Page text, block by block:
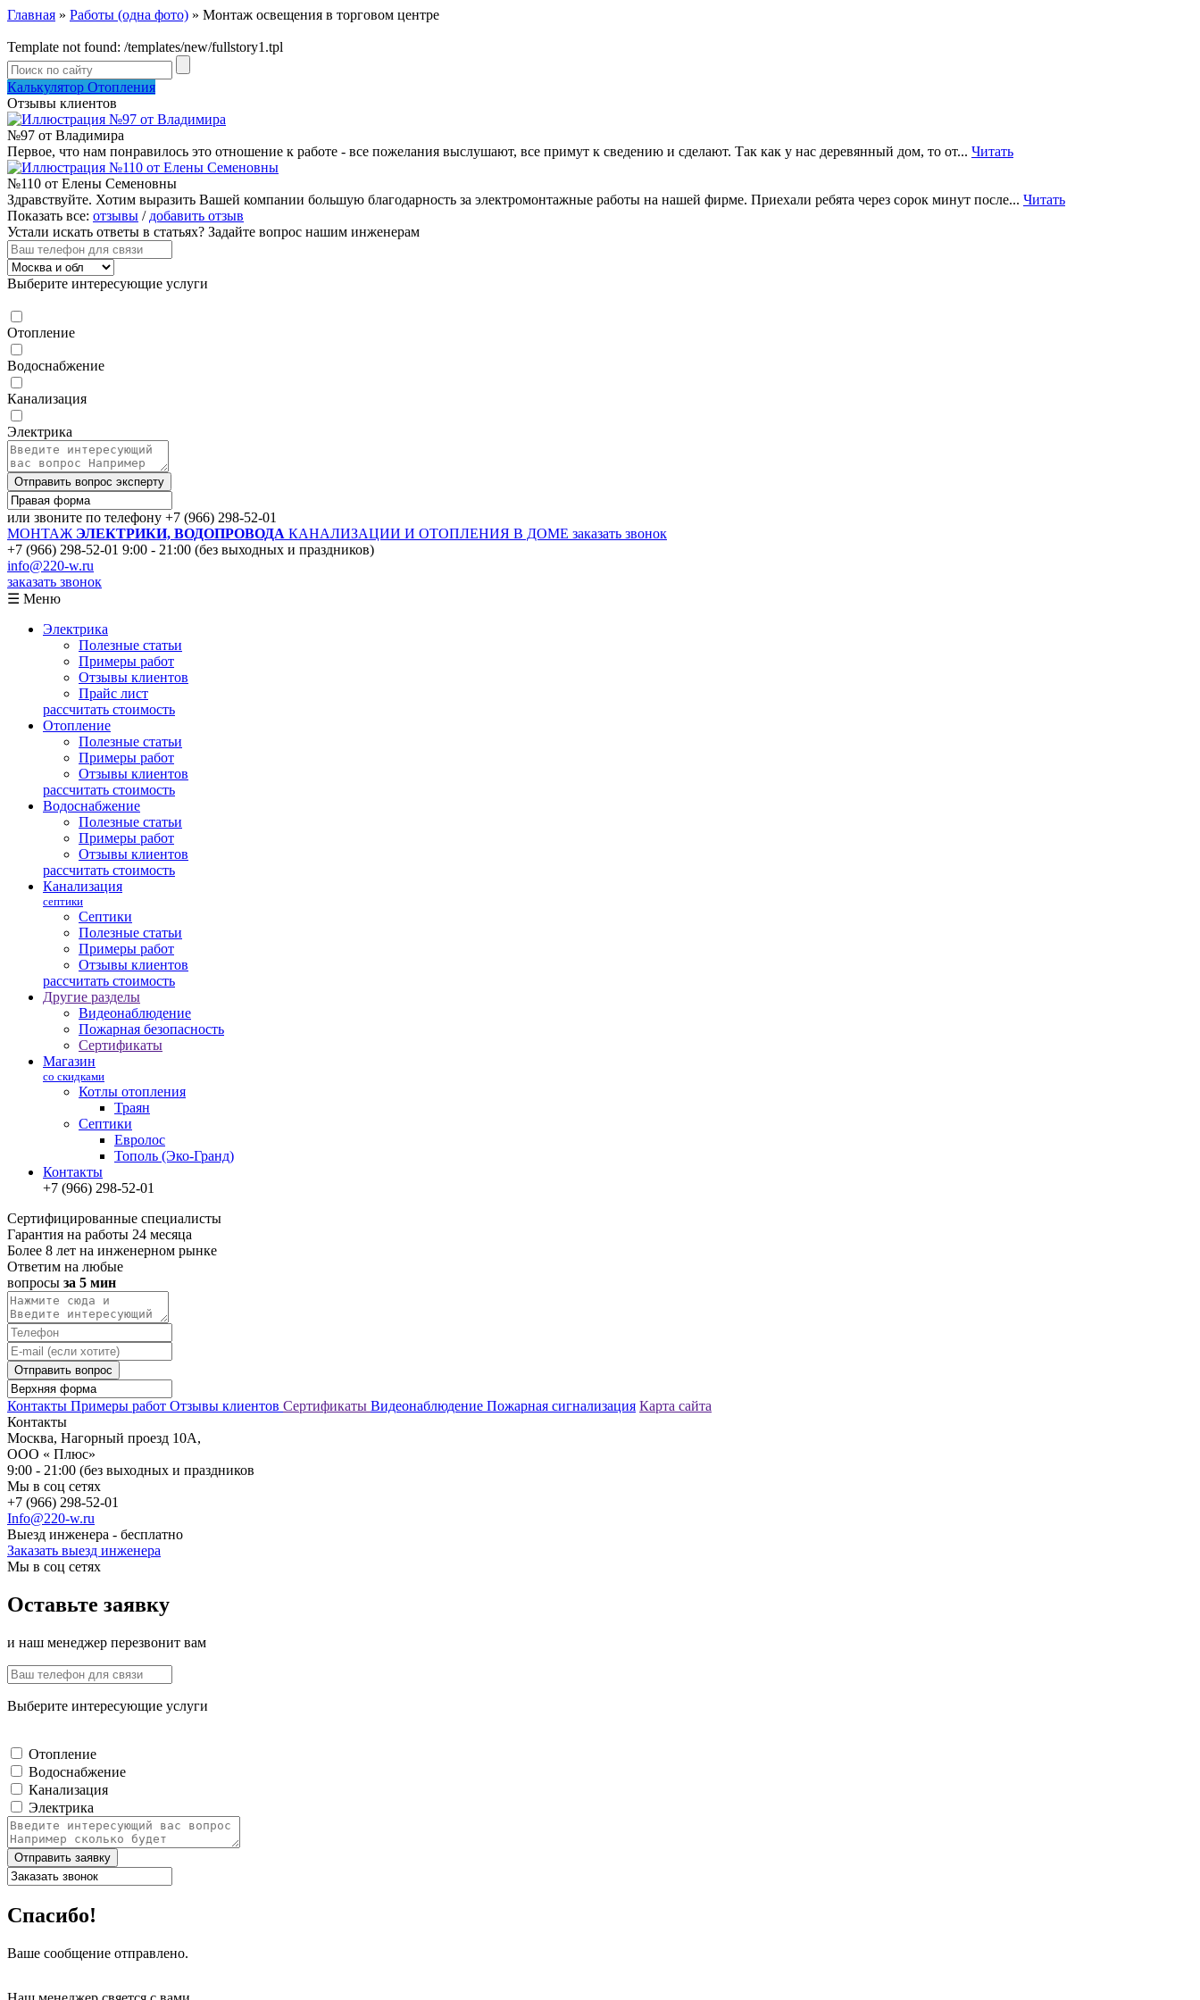
Главная » Работы (одна фото) » Монтаж освещения в торговом центре
Template not found: /templates/new/fullstory1.tpl
Калькулятор Отопления
Отзывы клиентов
№97 от Владимира
Первое, что нам понравилось это отношение к работе - все пожелания выслушают, все примут к сведению и сделают. Так как у нас деревянный дом, то от... Читать
№110 от Елены Семеновны
Здравствуйте. Хотим выразить Вашей компании большую благодарность за электромонтажные работы на нашей фирме. Приехали ребята через сорок минут после... Читать
Показать все: отзывы / добавить отзыв
Устали искать ответы в статьях? Задайте вопрос нашим инженерам
Выберите интересующие услуги
Отопление
Водоснабжение
Канализация
Электрика
Отправить вопрос эксперту
или звоните по телефону +7 (966) 298-52-01
МОНТАЖ ЭЛЕКТРИКИ, ВОДОПРОВОДА КАНАЛИЗАЦИИ И ОТОПЛЕНИЯ В ДОМЕ заказать звонок
+7 (966) 298-52-01 9:00 - 21:00 (без выходных и праздников)
info@220-w.ru
заказать звонок
☰ Меню
Электрика
Полезные статьи
Примеры работ
Отзывы клиентов
Прайс лист
рассчитать стоимость
Отопление
Полезные статьи
Примеры работ
Отзывы клиентов
рассчитать стоимость
Водоснабжение
Полезные статьи
Примеры работ
Отзывы клиентов
рассчитать стоимость
Канализация
септики
Септики
Полезные статьи
Примеры работ
Отзывы клиентов
рассчитать стоимость
Другие разделы
Видеонаблюдение
Пожарная безопасность
Сертификаты
Магазин
со скидками
Котлы отопления
Траян
Септики
Евролос
Тополь (Эко-Гранд)
Контакты
+7 (966) 298-52-01
Сертифицированные специалисты
Гарантия на работы 24 месяца
Более 8 лет на инженерном рынке
Ответим на любые
вопросы за 5 мин
Отправить вопрос
Контакты Примеры работ Отзывы клиентов Сертификаты Видеонаблюдение Пожарная сигнализация Карта сайта
Контакты
Москва, Нагорный проезд 10А,
ООО « Плюс»
9:00 - 21:00 (без выходных и праздников
Мы в соц сетях
+7 (966) 298-52-01
Info@220-w.ru
Выезд инженера - бесплатно
Заказать выезд инженера
Мы в соц сетях
Оставьте заявку
и наш менеджер перезвонит вам
Выберите интересующие услуги
Отопление
Водоснабжение
Канализация
Электрика
Отправить заявку
Спасибо!
Ваше сообщение отправлено.